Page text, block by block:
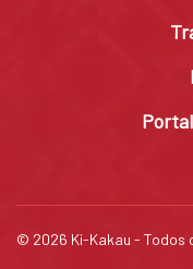
© 2026 Ki-Kakau - Todos